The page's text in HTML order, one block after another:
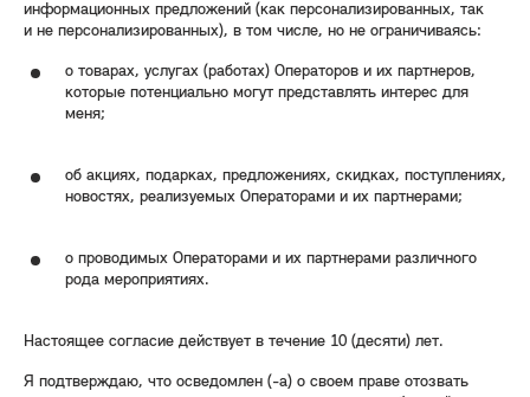
информационных предложений (как персонализированных, так
и не персонализированных), в том числе, но не ограничиваясь:
о товарах, услугах (работах) Операторов и их партнеров,
которые потенциально могут представлять интерес для
меня;
об акциях, подарках, предложениях, скидках, поступлениях,
новостях, реализуемых Операторами и их партнерами;
о проводимых Операторами и их партнерами различного
рода мероприятиях.
Настоящее согласие действует в течение 10 (десяти) лет.
Я подтверждаю, что осведомлен (-а) о своем праве отозвать